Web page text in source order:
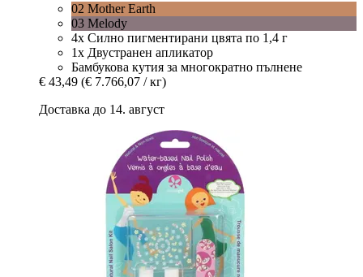
02 Mother Earth
03 Melody
4x Силно пигментирани цвята по 1,4 г
1x Двустранен апликатор
Бамбукова кутия за многократно пълнене
€ 43,49 (€ 7.766,07 / кг)
Доставка до 14. август